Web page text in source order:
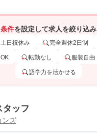
件を設定して求人を絞り込
土日祝休み 完全週休2日制
転勤なし 服装自由
語学力を活かせる
タッフ
ンズ